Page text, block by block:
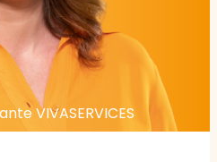
VIVASERVICES